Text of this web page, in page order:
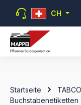
Zum Hauptinhalt
CH
Startseite
Buchstabenetiketten